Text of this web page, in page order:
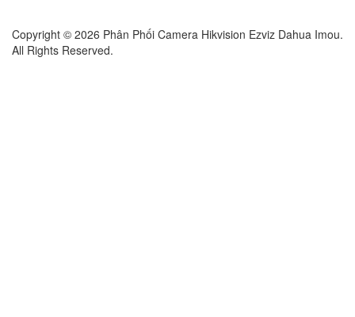
Copyright © 2026 Phân Phối Camera Hikvision Ezviz Dahua Imou.
All Rights Reserved.